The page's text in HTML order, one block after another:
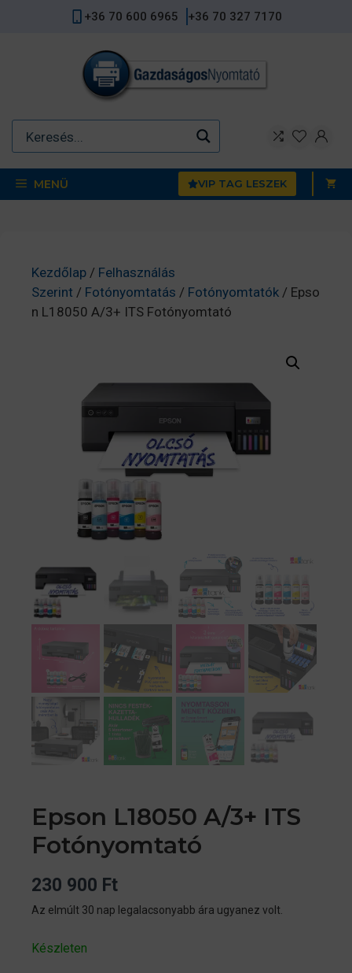
+36 70 600 6965 +36 70 327 7170
MENÜ VIP TAG LESZEK
Kezdőlap / Felhasználás
Szerint / Fotónyomtatás / Fotónyomtatók / Epso
n L18050 A/3+ ITS Fotónyomtató
Epson L18050 A/3+ ITS
Fotónyomtató
230 900 Ft
Az elmúlt 30 nap legalacsonyabb ára ugyanez volt.
Készleten